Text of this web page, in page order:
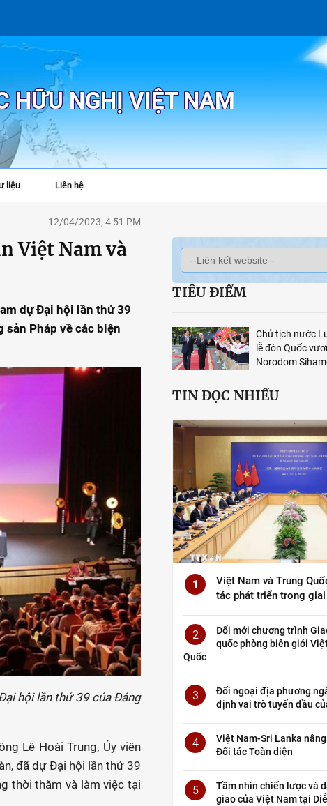
HỮU NGHỊ VIỆT NAM
liệu Liên hệ
12/04/2023, 4:51 PM
Việt Nam và
dự Đại hội lần thứ 39
sản Pháp về các biện
hội lần thứ 39 của Đảng
Lê Hoài Trung, Ủy viên
đã dự Đại hội lần thứ 39
thời thăm và làm việc tại
TIÊU ĐIỂM
Chủ tịch nước
lễ đón Quốc
Norodom
TIN ĐỌC NHIỀU
1
Việt Nam và Trung
tác phát triển trong
2
Đổi mới chương trình
quốc phòng biên giới
Quốc
3
Đối ngoại địa phương
định vai trò tuyến đầu
4
Việt Nam-Sri Lanka
Đối tác Toàn diện
5
Tầm nhìn chiến lược và
giao của Việt Nam tại